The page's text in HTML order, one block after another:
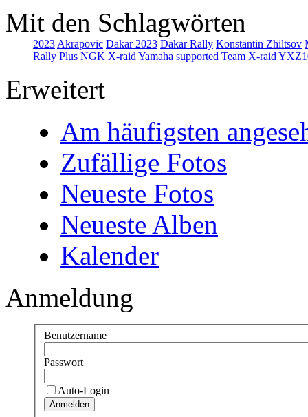
Mit den Schlagwörten
2023 Akrapovic Dakar 2023 Dakar Rally Konstantin Zhiltsov
Rally Plus NGK X-raid Yamaha supported Team X-raid
Erweitert
Am häufigsten
Zufällige Fotos
Neueste Fotos
Neueste Alben
Kalender
Anmeldung
Benutzername
Passwort
Auto-Login